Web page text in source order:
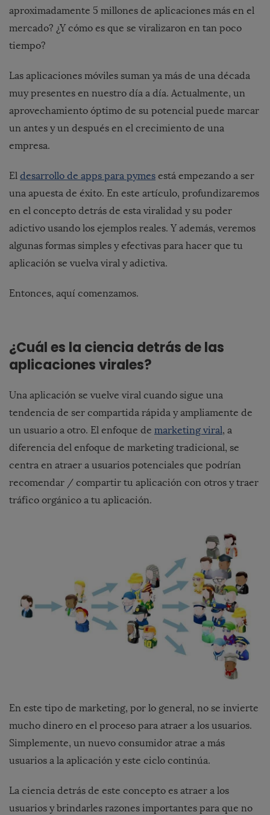
aproximadamente 5 millones de aplicaciones más en el
mercado? ¿Y cómo es que se viralizaron en tan poco
tiempo?
Las aplicaciones móviles suman ya más de una década
muy presentes en nuestro día a día. Actualmente, un
aprovechamiento óptimo de su potencial puede marcar
un antes y un después en el crecimiento de una
empresa.
El desarrollo de apps para pymes está empezando a ser
una apuesta de éxito. En este artículo, profundizaremos
en el concepto detrás de esta viralidad y su poder
adictivo usando los ejemplos reales. Y además, veremos
algunas formas simples y efectivas para hacer que tu
aplicación se vuelva viral y adictiva.
Entonces, aquí comenzamos.
¿Cuál es la ciencia detrás de las
aplicaciones virales?
Una aplicación se vuelve viral cuando sigue una
tendencia de ser compartida rápida y ampliamente de
un usuario a otro. El enfoque de marketing viral, a
diferencia del enfoque de marketing tradicional, se
centra en atraer a usuarios potenciales que podrían
recomendar / compartir tu aplicación con otros y traer
tráfico orgánico a tu aplicación.
En este tipo de marketing, por lo general, no se invierte
mucho dinero en el proceso para atraer a los usuarios.
Simplemente, un nuevo consumidor atrae a más
usuarios a la aplicación y este ciclo continúa.
La ciencia detrás de este concepto es atraer a los
usuarios y brindarles razones importantes para que no